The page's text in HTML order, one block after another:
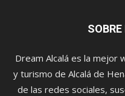
Dream Alcalá es la mejor
y turismo de Alcalá de
de las redes sociales,